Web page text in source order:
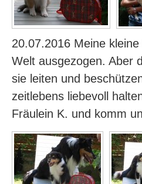
20.07.2016 Meine
Welt ausgezogen. Aber
sie leiten und
zeitlebens liebevoll
Fräulein K. und komm